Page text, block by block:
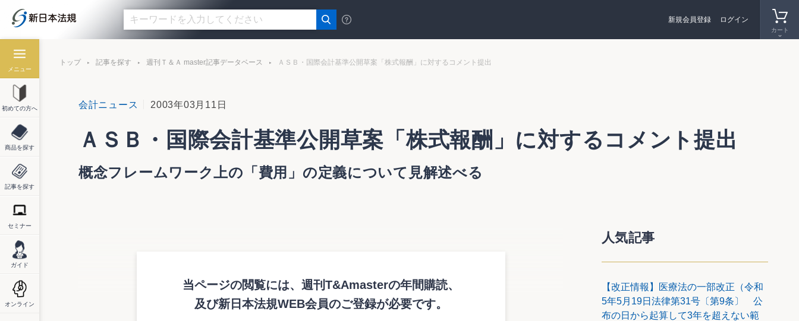
カート
新規会員登録 ログイン
メニュー
初めての方へ
商品を探す
記事を探す
セミナー
ガイド
オンライン
トップ 記事を探す 週刊Ｔ＆Ａ master記事データベース ＡＳＢ・国際会計基準公開草案「株式報酬」に対するコメント提出
会計ニュース 2003年03月11日
ＡＳＢ・国際会計基準公開草案「株式報酬」に対するコメント提出
概念フレームワーク上の「費用」の定義について見解述べる
ョンの費用処理との整合性についての見解を示している。それによると、概念フレームワークで採用されている
資産負債アプローチは、本来、不適切な資産・負債の認識を排除することが主たる目的であり、費用配分や期間
対応といった収益費用アプローチの概念を全面的に否定するものではなく、むしろそれらを相互補完的なもので
当ページの閲覧には、週刊T&Amasterの年間購読、
及び新日本法規WEB会員のご登録が必要です。
人気記事
【改正情報】医療法の一部改正（令和
5年5月19日法律第31号〔第9条〕 公
布の日から起算して3年を超えない範